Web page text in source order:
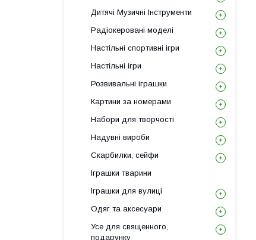
Дитячі Музичні Інструменти
Радіокеровані моделі
Настільні спортивні ігри
Настільні ігри
Розвивальні іграшки
Картини за номерами
Набори для творчості
Надувні вироби
Скарбилки, сейфи
Іграшки тварини
Іграшки для вулиці
Одяг та аксесуари
Усе для священного,
подарунку